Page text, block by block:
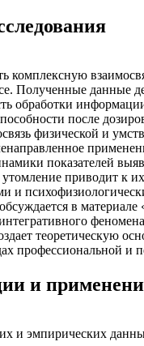
комплексную
Полученные данные
обработки
после
физической и
показателей
приводит к
и
в
теоретическую
профессиональной и
и
и эмпирических